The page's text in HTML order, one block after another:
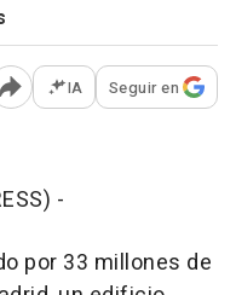
Abrir opciones para
IA Seguir en
-
por 33 millones de